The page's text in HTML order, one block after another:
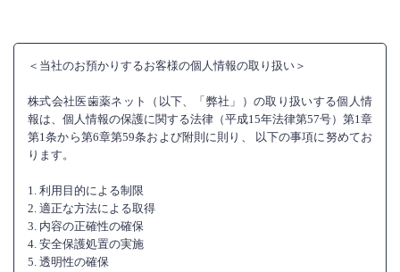
＜当社のお預かりするお客様の個人情報の取り扱い＞
株式会社医歯薬ネット（以下、「弊社」）の取り扱いする個人情
報は、個人情報の保護に関する法律（平成15年法律第57号）第1章
第1条から第6章第59条および附則に則り、 以下の事項に努めてお
ります。
1. 利用目的による制限
2. 適正な方法による取得
3. 内容の正確性の確保
4. 安全保護処置の実施
5. 透明性の確保